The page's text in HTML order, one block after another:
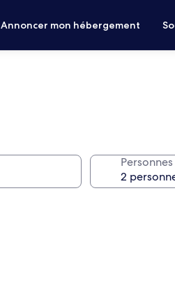
Annoncer mon hébergement
Personnes